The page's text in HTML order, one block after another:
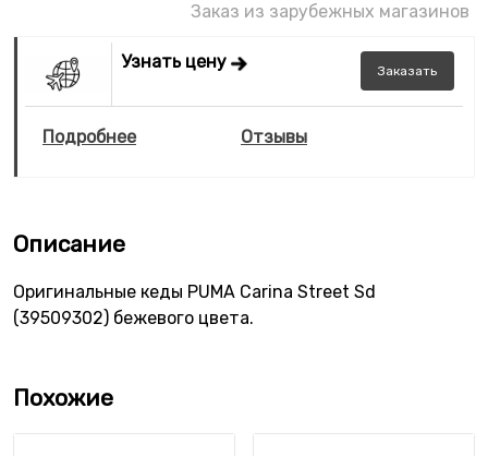
Заказ из зарубежных магазинов
Узнать цену Заказать
Подробнее Отзывы
Описание
Оригинальные кеды PUMA Carina Street Sd
(39509302) бежевого цвета.
Похожие